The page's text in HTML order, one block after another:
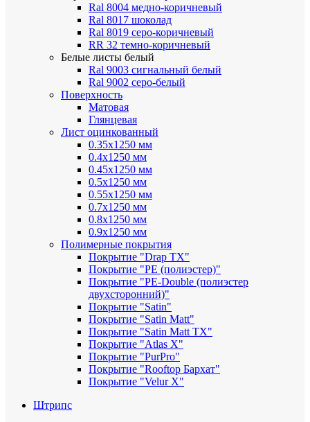
Ral 8004 медно-коричневый
Ral 8017 шоколад
Ral 8019 серо-коричневый
RR 32 темно-коричневый
Белые листы белый
Ral 9003 сигнальный белый
Ral 9002 серо-белый
Поверхность
Матовая
Глянцевая
Лист оцинкованный
0.35х1250 мм
0.4х1250 мм
0.45х1250 мм
0.5х1250 мм
0.55х1250 мм
0.7х1250 мм
0.8х1250 мм
0.9х1250 мм
Полимерные покрытия
Покрытие "Drap TX"
Покрытие "PE (полиэстер)"
Покрытие "PE-Double (полиэстер
двухсторонний)"
Покрытие "Satin"
Покрытие "Satin Мatt"
Покрытие "Satin Matt TX"
Покрытие "Atlas X"
Покрытие "PurPro"
Покрытие "Rooftop Бархат"
Покрытие "Velur X"
Штрипс